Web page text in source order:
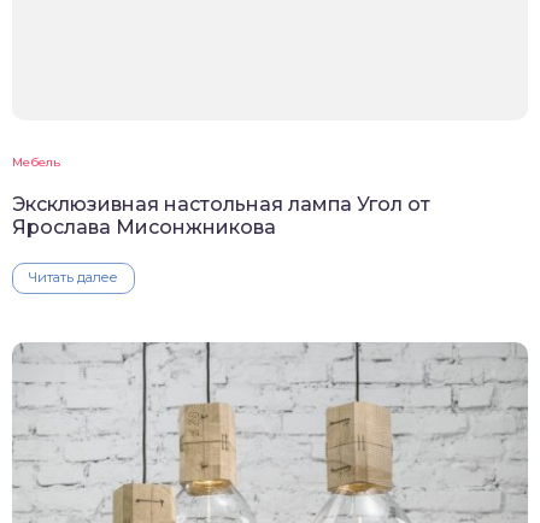
Мебель
Эксклюзивная настольная лампа Угол от
Ярослава Мисонжникова
Читать далее